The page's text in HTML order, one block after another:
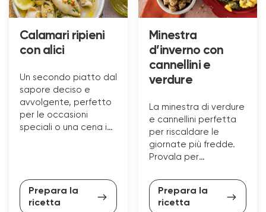
Calamari ripieni
con alici
Un secondo piatto dal
sapore deciso e
avvolgente, perfetto
per le occasioni
speciali o una cena in
Prepara la
ricetta
Minestra
d’inverno con
cannellini e
verdure
La minestra di verdure
e cannellini perfetta
per riscaldare le
giornate più fredde.
Provala per
e colori invernali!
Prepara la
ricetta